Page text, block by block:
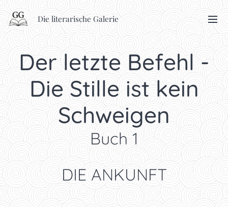
Die literarische Galerie
Der letzte Befehl -
Die Stille ist kein
Schweigen
Buch 1
DIE ANKUNFT